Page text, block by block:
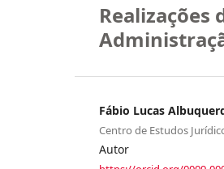
Realizações
Fábio Lucas
Centro de Estudos
Autor